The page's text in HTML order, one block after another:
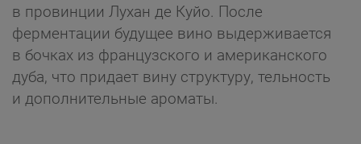
в провинции Лухан де Куйо. После
ферментации будущее вино выдерживается
в бочках из французского и американского
дуба, что придает вину структуру, тельность
и дополнительные ароматы.